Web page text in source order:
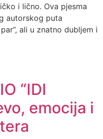
i lično. Ova pjesma
autorskog puta
ali u znatno dubljem i
“IDI
emocija i